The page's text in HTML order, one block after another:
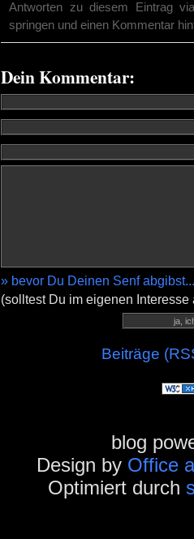
Antworten zu diesem Eintrag
springen und einen Kommentar
Dein Kommentar:
» bevor Du Deinen Senf abgibst...
(solltest Du im eigenen
Beiträge
blog
Design by Office
Optimiert durch